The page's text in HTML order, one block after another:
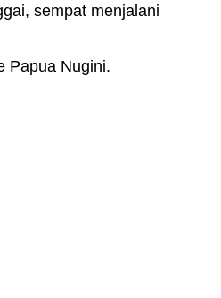
sempat menjalani
Papua Nugini.